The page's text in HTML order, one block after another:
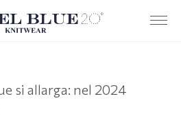
si allarga: nel 2024